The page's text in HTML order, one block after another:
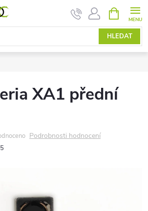
HLEDAT
NÁKUPNÍ
KOŠÍK
XA1 přední
Podrobnosti hodnocení